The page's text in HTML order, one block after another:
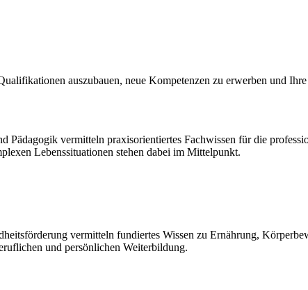
auszubauen, neue Kompetenzen zu erwerben und
Pädagogik vermitteln praxisorientiertes Fachwissen für die
Lebenssituationen stehen dabei im Mittelpunkt.
vermitteln fundiertes Wissen zu Ernährung,
und persönlichen Weiterbildung.